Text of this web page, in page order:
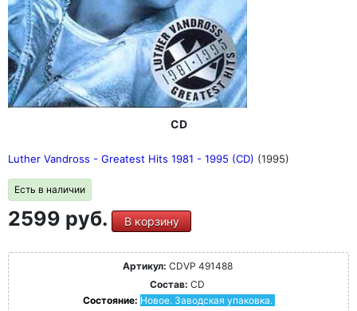
CD
Luther Vandross - Greatest Hits 1981 - 1995 (CD) (1995)
Есть в наличии
2599 руб. В корзину
Артикул: CDVP 491488
Состав: CD
Состояние: Новое. Заводская упаковка.